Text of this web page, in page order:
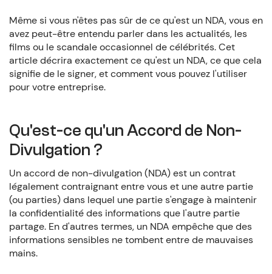
Même si vous n'êtes pas sûr de ce qu'est un NDA, vous en
avez peut-être entendu parler dans les actualités, les
films ou le scandale occasionnel de célébrités. Cet
article décrira exactement ce qu'est un NDA, ce que cela
signifie de le signer, et comment vous pouvez l'utiliser
pour votre entreprise.
Qu'est-ce qu'un Accord de Non-
Divulgation ?
Un accord de non-divulgation (NDA) est un contrat
légalement contraignant entre vous et une autre partie
(ou parties) dans lequel une partie s'engage à maintenir
la confidentialité des informations que l'autre partie
partage. En d'autres termes, un NDA empêche que des
informations sensibles ne tombent entre de mauvaises
mains.